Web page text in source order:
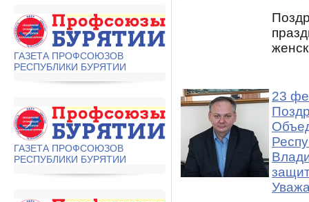
ГАЗЕТА ПРОФСОЮЗОВ
РЕСПУБЛИКИ БУРЯТИИ
ГАЗЕТА ПРОФСОЮЗОВ
РЕСПУБЛИКИ БУРЯТИИ
23